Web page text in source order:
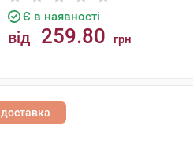
Є в наявності
від 259.80 грн
доставка